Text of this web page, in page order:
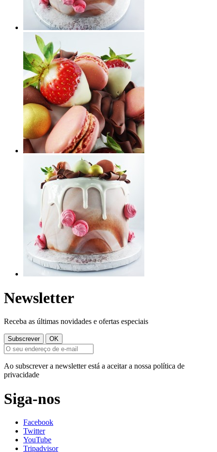
Newsletter
Receba as últimas novidades e ofertas especiais
Ao subscrever a newsletter está a aceitar a nossa política de
privacidade
Siga-nos
Facebook
Twitter
YouTube
Tripadvisor